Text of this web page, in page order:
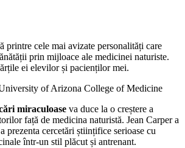
printre cele mai avizate personalități care
prin mijloace ale medicinei naturiste.
ei elevilor și pacienților mei.
of Arizona College of Medicine
miraculoase va duce la o creștere a
față de medicina naturistă. Jean Carper a
prezenta cercetări științifice serioase cu
într-un stil plăcut și antrenant.